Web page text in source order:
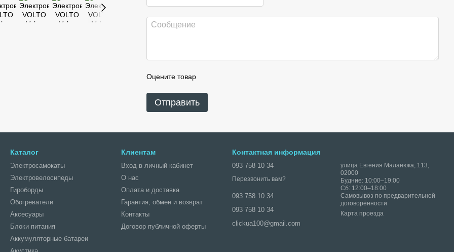
Оцените товар
Отправить
Каталог
Электросамокаты
Электровелосипеды
Гироборды
Обогреватели
Аксесуары
Блоки питания
Аккумуляторные батареи
Клиентам
Вход в личный кабинет
О нас
Оплата и доставка
Гарантия, обмен и возврат
Контакты
Договор публичной оферты
Контактная информация
093 758 10 34
Перезвонить вам?
093 758 10 34
093 758 10 34
clickua100@gmail.com
улица Евгения Маланюка, 113,
02000
Будние: 10:00–19:00
Сб: 12:00–18:00
Самовывоз по предварительной
договорённости
Карта проезда